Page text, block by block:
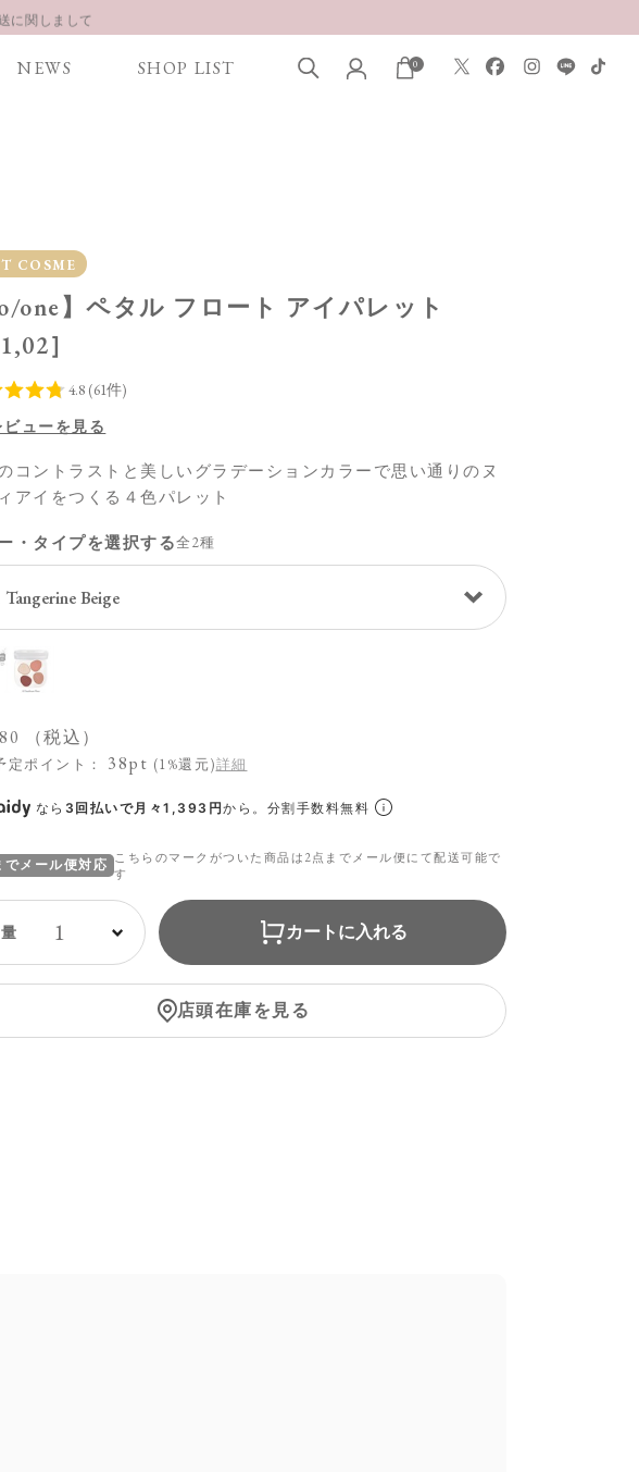
に関しまして
NEWS SHOP LIST 0
COSME
one】ペタル フロート アイパレット
］
ビューを見る
コントラストと美しいグラデーションカラーで思い通りのヌ
アイをつくる４色パレット
・タイプを選択する全2種
（税込）
定ポイント： 38pt (1%還元)詳細
なら 3回払いで月々1,393円から。分割手数料無料
でメール便対応
こちらのマークがついた商品は2点までメール便にて配送可能で
す
1 カートに入れる
店頭在庫を見る